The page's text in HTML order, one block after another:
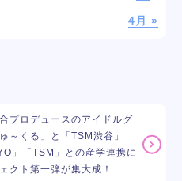
4月 »
プロデュースのアイドルグ
～くる」と「TSM渋谷」
」「TSM」との産学連携に
クト第一弾が集大成！